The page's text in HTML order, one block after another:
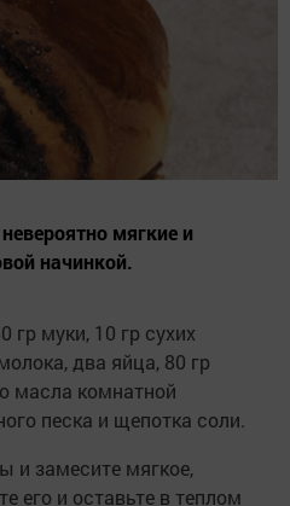
мягкие и
начинкой.
гр муки, 10 гр сухих
два яйца, 80 гр
масла комнатной
песка и щепотка соли.
и замесите мягкое,
его и оставьте в теплом